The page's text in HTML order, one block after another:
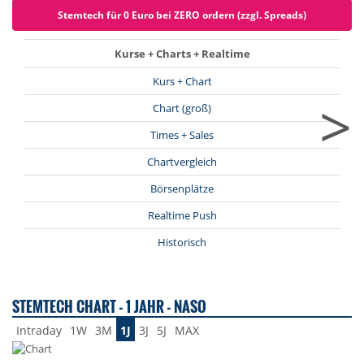
Stemtech für 0 Euro bei ZERO ordern (zzgl. Spreads)
Kurse + Charts + Realtime
Kurs + Chart
Chart (groß)
Times + Sales
Chartvergleich
Börsenplätze
Realtime Push
Historisch
>
STEMTECH CHART - 1 JAHR - NASO
Intraday 1W 3M 1J 3J 5J MAX